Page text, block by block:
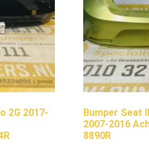
2G 2017-
Bumper Seat
2007-2016
8890R